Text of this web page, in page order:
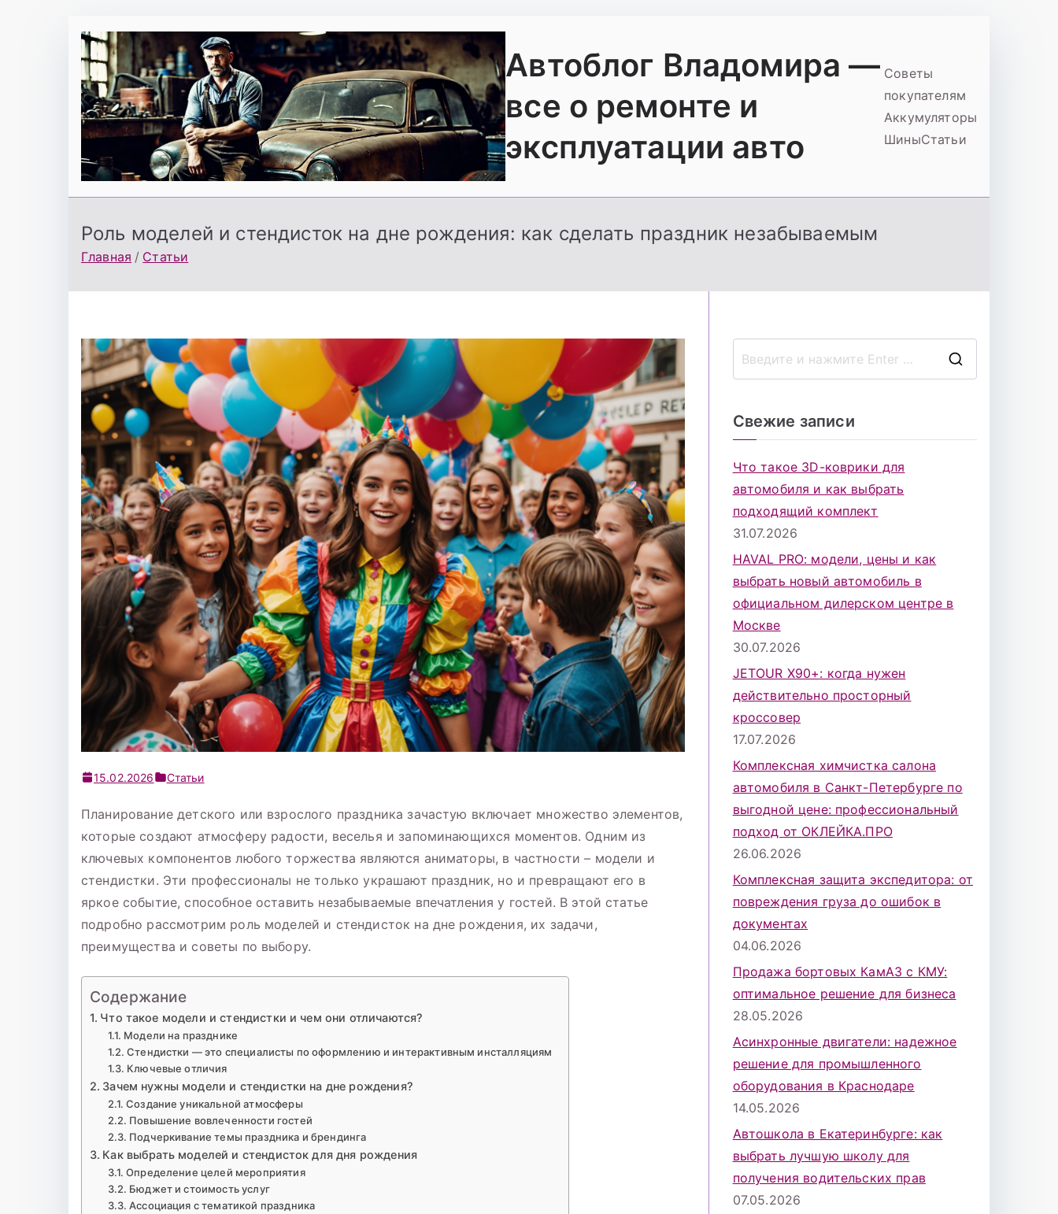
содержимому
Автоблог Владомира —
все о ремонте и
эксплуатации авто
Советы
покупателям
Аккумуляторы
ШиныСтатьи
Роль моделей и стендисток на дне рождения: как сделать праздник незабываемым
Главная Статьи
15.02.2026 Статьи
Планирование детского или взрослого праздника зачастую включает множество элементов,
которые создают атмосферу радости, веселья и запоминающихся моментов. Одним из
ключевых компонентов любого торжества являются аниматоры, в частности – модели и
стендистки. Эти профессионалы не только украшают праздник, но и превращают его в
яркое событие, способное оставить незабываемые впечатления у гостей. В этой статье
подробно рассмотрим роль моделей и стендисток на дне рождения, их задачи,
преимущества и советы по выбору.
Содержание
Что такое модели и стендистки и чем они отличаются?
Модели на празднике
Стендистки — это специалисты по оформлению и интерактивным инсталляциям
Ключевые отличия
Зачем нужны модели и стендистки на дне рождения?
Создание уникальной атмосферы
Повышение вовлеченности гостей
Подчеркивание темы праздника и брендинга
Как выбрать моделей и стендисток для дня рождения
Определение целей мероприятия
Бюджет и стоимость услуг
Ассоциация с тематикой праздника
Свежие записи
Что такое 3D-коврики для
автомобиля и как выбрать
подходящий комплект
31.07.2026
HAVAL PRO: модели, цены и как
выбрать новый автомобиль в
официальном дилерском центре в
Москве
30.07.2026
JETOUR X90+: когда нужен
действительно просторный
кроссовер
17.07.2026
Комплексная химчистка салона
автомобиля в Санкт-Петербурге по
выгодной цене: профессиональный
подход от ОКЛЕЙКА.ПРО
26.06.2026
Комплексная защита экспедитора: от
повреждения груза до ошибок в
документах
04.06.2026
Продажа бортовых КамАЗ с КМУ:
оптимальное решение для бизнеса
28.05.2026
Асинхронные двигатели: надежное
решение для промышленного
оборудования в Краснодаре
14.05.2026
Автошкола в Екатеринбурге: как
выбрать лучшую школу для
получения водительских прав
07.05.2026